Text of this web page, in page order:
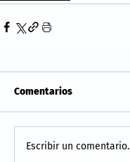
Comentarios
Escribir un